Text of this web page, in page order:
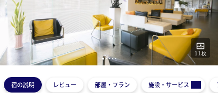
11 枚
12345
宿の説明 レビュー 部屋・プラン 施設・サービス